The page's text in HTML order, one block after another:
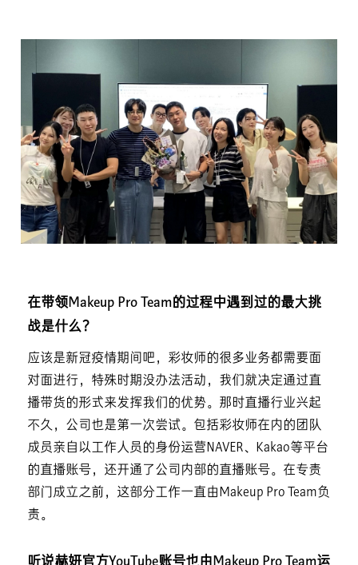
在带领Makeup Pro Team的过程中遇到过的最大挑
战是什么？
应该是新冠疫情期间吧，彩妆师的很多业务都需要面
对面进行，特殊时期没办法活动，我们就决定通过直
播带货的形式来发挥我们的优势。那时直播行业兴起
不久，公司也是第一次尝试。包括彩妆师在内的团队
成员亲自以工作人员的身份运营NAVER、Kakao等平台
的直播账号，还开通了公司内部的直播账号。在专责
部门成立之前，这部分工作一直由Makeup Pro Team负
责。